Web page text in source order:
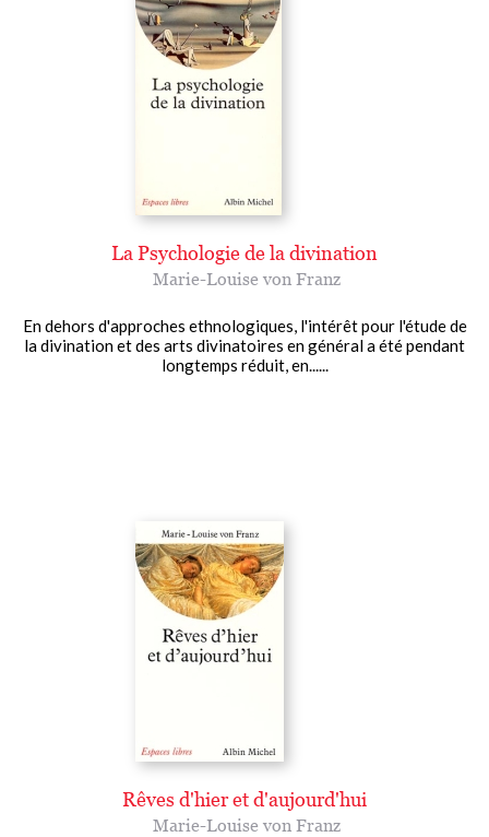
La Psychologie de la divination
Marie-Louise von Franz
En dehors d'approches ethnologiques, l'intérêt pour l'étude de
la divination et des arts divinatoires en général a été pendant
longtemps réduit, en......
Rêves d'hier et d'aujourd'hui
Marie-Louise von Franz